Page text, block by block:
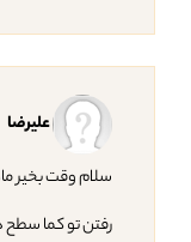
علیرضا
سلام وقت بخیر